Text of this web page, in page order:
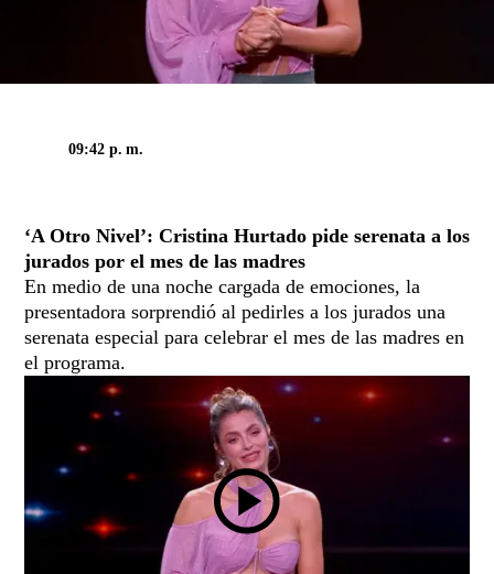
09:42 p. m.
‘A Otro Nivel’: Cristina Hurtado pide serenata a los
jurados por el mes de las madres
En medio de una noche cargada de emociones, la
presentadora sorprendió al pedirles a los jurados una
serenata especial para celebrar el mes de las madres en
el programa.